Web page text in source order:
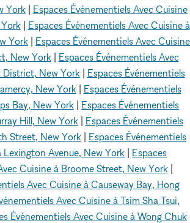
York
Espaces Événementiels Avec Cuisine
| Espaces Événementiels Avec Cuisine à
York
Espaces Événementiels Avec Cuisine
New York| Espaces Événementiels Avec
District, New York| Espaces Événementiels
New York| Espaces Événementiels
Bay, New York
Espaces Événementiels
Hill, New York| Espaces Événementiels
Street, New York
Espaces Événementiels
Lexington Avenue, New York
Espaces
Cuisine à Broome Street, New York|
Avec Cuisine à Causeway Bay, Hong
Avec Cuisine à Tsim Sha Tsui,
Événementiels Avec Cuisine à Wong Chuk